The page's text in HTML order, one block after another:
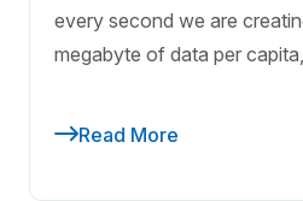
every second we are
megabyte of data per
Read More